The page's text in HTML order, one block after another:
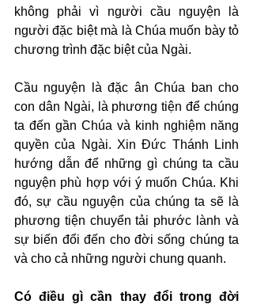
không phải vì người cầu nguyện là
người đặc biệt mà là Chúa muốn bày tỏ
chương trình đặc biệt của Ngài.
Cầu nguyện là đặc ân Chúa ban cho
con dân Ngài, là phương tiện để chúng
ta đến gần Chúa và kinh nghiệm năng
quyền của Ngài. Xin Đức Thánh Linh
hướng dẫn để những gì chúng ta cầu
nguyện phù hợp với ý muốn Chúa. Khi
đó, sự cầu nguyện của chúng ta sẽ là
phương tiện chuyển tải phước lành và
sự biến đổi đến cho đời sống chúng ta
và cho cả những người chung quanh.
Có điều gì cần thay đổi trong đời